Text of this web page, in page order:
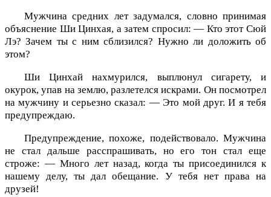
Мужчина средних лет задумался, словно принимая
объяснение Ши Цинхая, а затем спросил: — Кто этот Сюй
Лэ? Зачем ты с ним сблизился? Нужно ли доложить об
этом?
Ши Цинхай нахмурился, выплюнул сигарету, и
окурок, упав на землю, разлетелся искрами. Он посмотрел
на мужчину и серьезно сказал: — Это мой друг. И я тебя
предупреждаю.
Предупреждение, похоже, подействовало. Мужчина
не стал дальше расспрашивать, но его тон стал еще
строже: — Много лет назад, когда ты присоединился к
нашему делу, ты дал обещание. У тебя нет права на
друзей!